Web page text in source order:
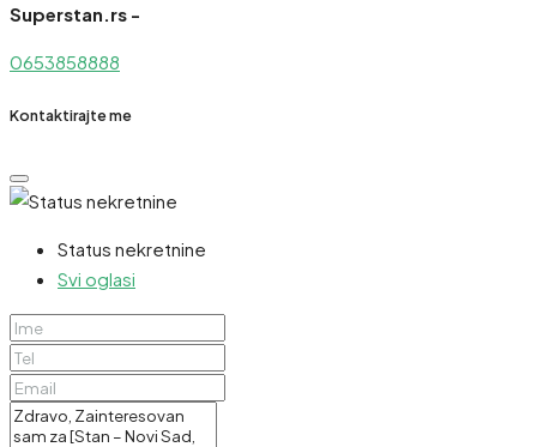
Superstan.rs -
0653858888
Kontaktirajte me
Status nekretnine
Svi oglasi